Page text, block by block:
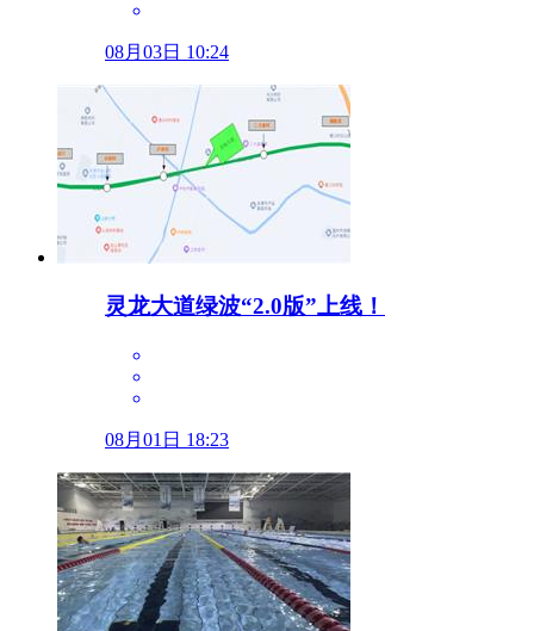
08月03日 10:24
灵龙大道绿波“2.0版”上线！
08月01日 18:23